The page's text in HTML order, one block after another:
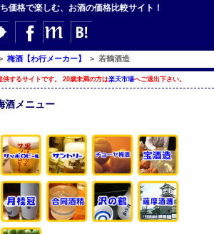
で楽しむ、お酒の価格比較サイト！
索】
検索
ニュー】
ャンル
カクテル
梅酒【わ行メーカー】 > 若鶴酒造
するサイトです。 20歳未満の方は楽天市場へご退出下さい。
酒メニュー